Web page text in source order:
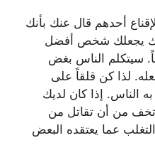
أحدهم قال عنك بأنك
يجعلك شخص أفضل
سيتكلم الناس بغض
لذا كن قلقاً على
الناس. إذا كان لديك
تخف من أن تقاتل من
عما يعتقده البعض